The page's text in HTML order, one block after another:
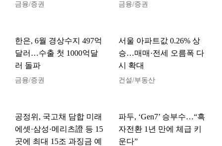
금융/증권 금융/증권
한은, 6월 경상수지 497억
달러…수출 첫 1000억달
러 돌파
금융/증권
서울 아파트값 0.26% 상
승…매매·전세 오름폭 다
시 확대
건설/부동산
공정위, 국고채 담합 미래
에셋·삼성·메리츠證 등 15
곳에 최대 15조 과징금 예
파두, ‘Gen7’ 승부수…“흑
자전환 1년 만에 체급 키
운다”